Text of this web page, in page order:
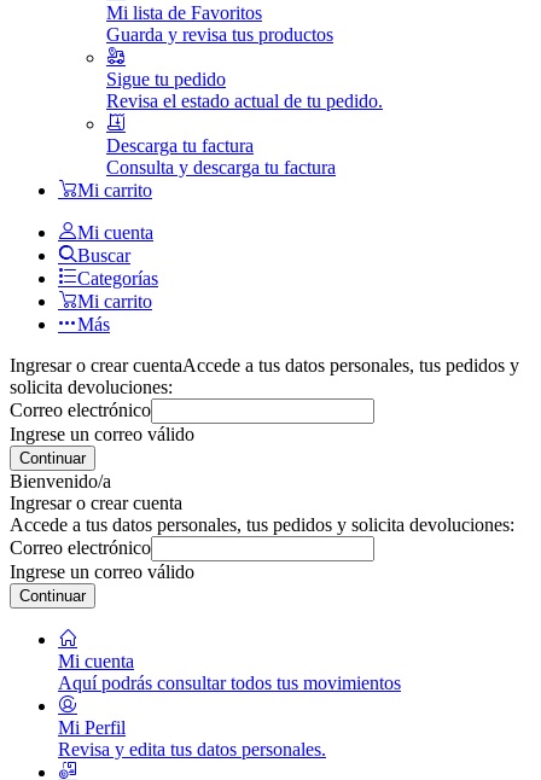
Mi lista de Favoritos
Guarda y revisa tus productos
Sigue tu pedido
Revisa el estado actual de tu pedido.
Descarga tu factura
Consulta y descarga tu factura
Mi carrito
Mi cuenta
Buscar
Categorías
Mi carrito
Más
Ingresar o crear cuentaAccede a tus datos personales, tus pedidos y
solicita devoluciones:
Correo electrónico
Ingrese un correo válido
Continuar
Bienvenido/a
Ingresar o crear cuenta
Accede a tus datos personales, tus pedidos y solicita devoluciones:
Correo electrónico
Ingrese un correo válido
Continuar
Mi cuenta
Aquí podrás consultar todos tus movimientos
Mi Perfil
Revisa y edita tus datos personales.